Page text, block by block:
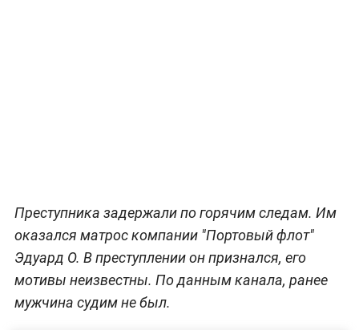
Преступника задержали по горячим следам. Им
оказался матрос компании "Портовый флот"
Эдуард О. В преступлении он признался, его
мотивы неизвестны. По данным канала, ранее
мужчина судим не был.